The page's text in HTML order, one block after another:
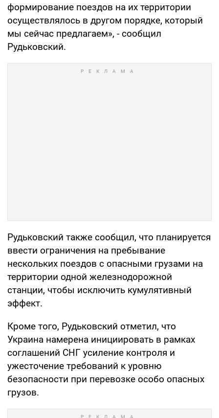
формирование поездов на их территории
осуществлялось в другом порядке, который
мы сейчас предлагаем», - сообщил
Рудьковский.
Рудьковский также сообщил, что планируется
ввести ограничения на пребывание
нескольких поездов с опасными грузами на
территории одной железнодорожной
станции, чтобы исключить кумулятивный
эффект.
Кроме того, Рудьковский отметил, что
Украина намерена инициировать в рамках
соглашений СНГ усиление контроля и
ужесточение требований к уровню
безопасности при перевозке особо опасных
грузов.